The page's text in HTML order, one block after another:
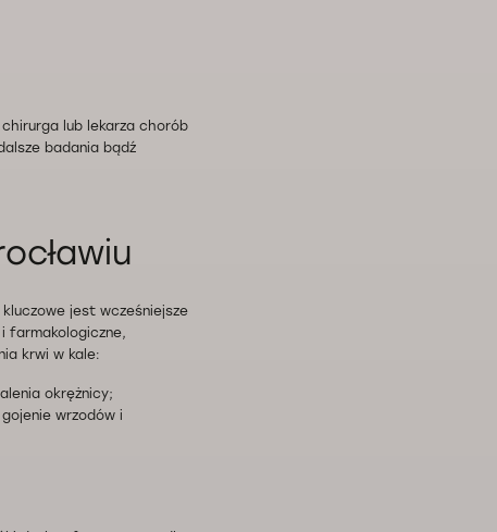
lub lekarza chorób
badania bądź
jest wcześniejsze
farmakologiczne,
krwi w kale:
okrężnicy;
wrzodów i